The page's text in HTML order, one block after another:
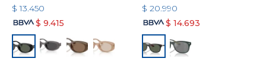
$ 13.450
$ 9.415
$ 20.990
$ 14.693